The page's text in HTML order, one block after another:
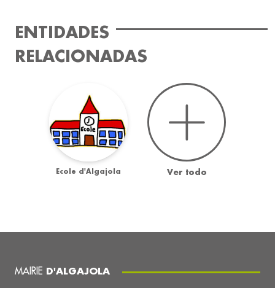
ENTIDADES
RELACIONADAS
Ecole d'Algajola Ver todo
MAIRIE D'ALGAJOLA